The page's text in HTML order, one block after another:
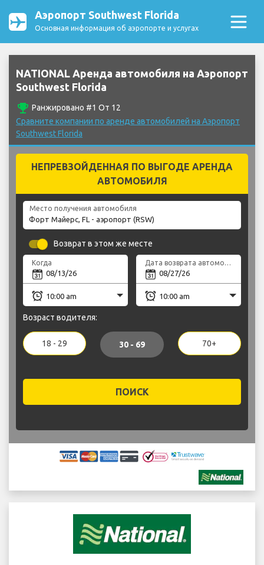
Аэропорт Southwest Florida
Основная информация об аэропорте и услугах
NATIONAL Аренда автомобиля на Аэропорт
Southwest Florida
emoji_events Ранжировано #1 От 12
Сравните компании по аренде автомобилей на Аэропорт
Southwest Florida
НЕПРЕВЗОЙДЕННАЯ ПО ВЫГОДЕ АРЕНДА
АВТОМОБИЛЯ
Место получения автомобиля
Возврат в этом же месте
Когда Дата возврата автомобиля
Возраст водителя:
18 - 29 30 - 69 70+
ПОИСК